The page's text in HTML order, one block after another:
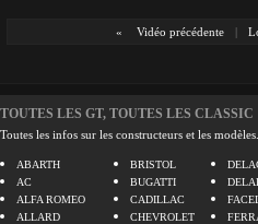
« Vidéo précédente |
TOUTES LES GT, TOUTES LES CLASSIC
Toutes les infos sur les constructeurs et les modèles.
ABARTH
AC
ALFA ROMEO
ALLARD
BRISTOL
BUGATTI
CADILLAC
CHEVROLET